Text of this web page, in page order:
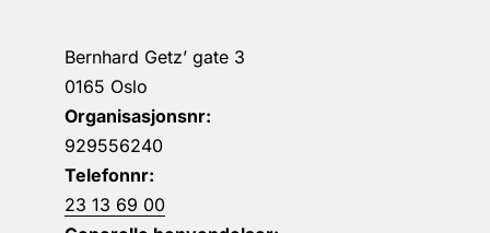
Bernhard Getz’ gate 3
0165 Oslo
Organisasjonsnr:
929556240
Telefonnr:
23 13 69 00